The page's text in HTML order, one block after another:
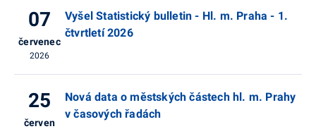
07
červenec
2026
Vyšel Statistický bulletin - Hl. m. Praha - 1.
čtvrtletí 2026
25
červen
Nová data o městských částech hl. m. Prahy
v časových řadách